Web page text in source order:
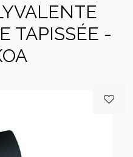
TAPISSÉE -